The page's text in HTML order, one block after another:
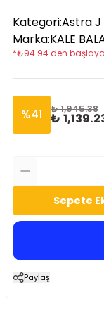
Kategori:Astra J
Marka:KALE
*₺94.94 den
%41 ₺ 1,945.38
₺
Sepete
Paylaş